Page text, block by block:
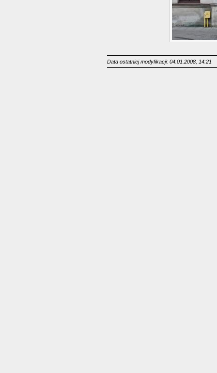
Data ostatniej modyfikacji: 04.01.2008, 14:21